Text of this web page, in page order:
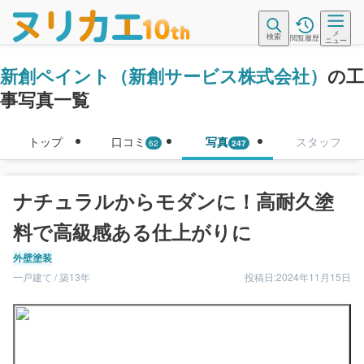
検索 閲覧履歴
メ
ニュー
新創ペイント（新創サービス株式会社） の工
事写真一覧
トップ 口コミ 62 写真 247 スタッフ
ナチュラルからモダンに！高耐久塗
料で高級感ある仕上がりに
外壁塗装
一戸建て / 築13年 投稿日:2024年11月15日